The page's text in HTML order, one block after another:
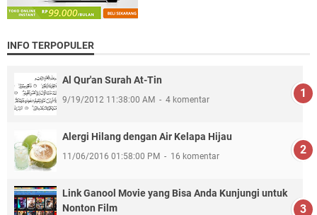
INFO TERPOPULER
Al Qur'an Surah At-Tin
9/19/2012 11:38:00 AM 4 komentar
Alergi Hilang dengan Air Kelapa Hijau
11/06/2016 01:58:00 PM 16 komentar
Link Ganool Movie yang Bisa Anda Kunjungi untuk
Nonton Film